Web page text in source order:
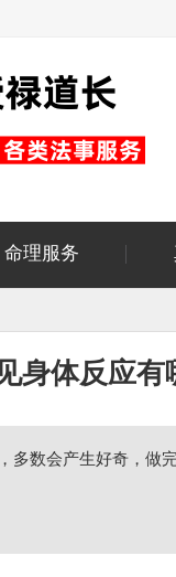
命理服务
身体反应
多数会产生好奇，做